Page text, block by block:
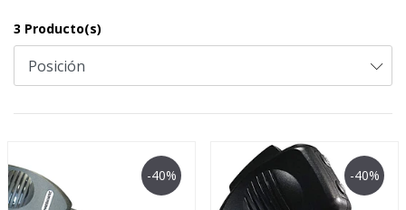
3 Producto(s)
-40% -40%